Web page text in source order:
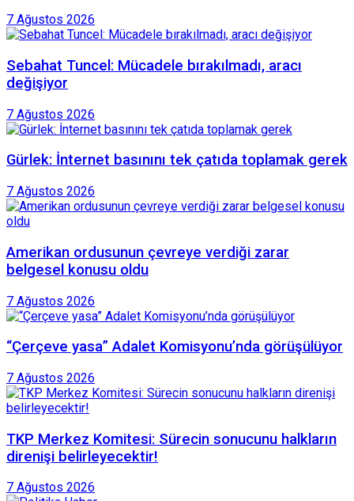
7 Ağustos 2026
Sebahat Tuncel: Mücadele bırakılmadı, aracı
değişiyor
7 Ağustos 2026
Gürlek: İnternet basınını tek çatıda toplamak gerek
7 Ağustos 2026
Amerikan ordusunun çevreye verdiği zarar
belgesel konusu oldu
7 Ağustos 2026
“Çerçeve yasa” Adalet Komisyonu’nda görüşülüyor
7 Ağustos 2026
TKP Merkez Komitesi: Sürecin sonucunu halkların
direnişi belirleyecektir!
7 Ağustos 2026